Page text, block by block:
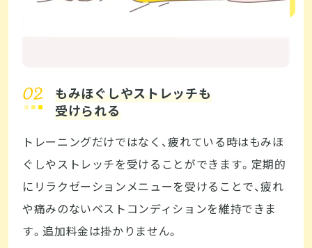
もみほぐしやストレッチも
受けられる
トレーニングだけではなく、疲れている時はもみほ
ぐしやストレッチを受けることができます。定期的
にリラクゼーションメニューを受けることで、疲れ
や痛みのないベストコンディションを維持できま
す。追加料金は掛かりません。